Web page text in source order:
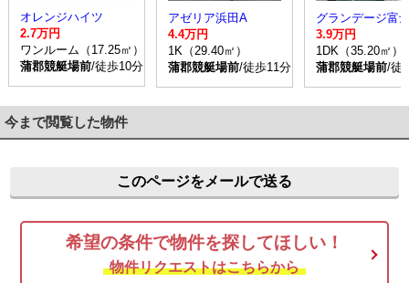
オレンジハイツ
2.7万円
ワンルーム（17.25㎡）
蒲郡競艇場前/徒歩10分
アゼリア浜田A
4.4万円
1K（29.40㎡）
蒲郡競艇場前/徒歩11分
グランデージ富
3.9万円
1DK（35.20㎡）
蒲郡競艇場前/徒
今まで閲覧した物件
このページをメールで送る
希望の条件で物件を探してほしい！
物件リクエストはこちらから